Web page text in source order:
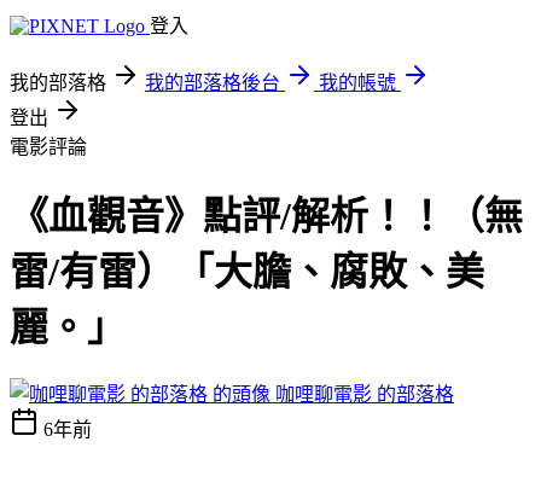
登入
我的部落格 我的部落格後台
我的帳號
登出
電影評論
《血觀音》點評/解析！！（無
雷/有雷）「大膽、腐敗、美
麗。」
咖哩聊電影 的部落格
6年前